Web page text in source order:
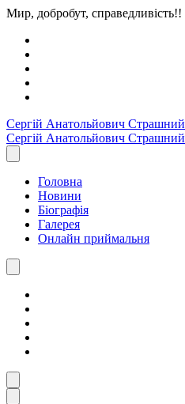
Мир, добробут, справедливість!!
Сергiй Анатольйович Страшний
Сергiй Анатольйович Страшний
Головна
Новини
Біографія
Галерея
Онлайн приймальня